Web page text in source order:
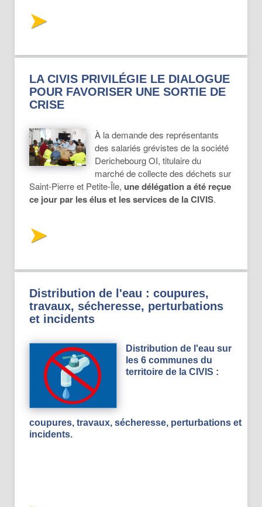
LA CIVIS PRIVILÉGIE LE DIALOGUE
POUR FAVORISER UNE SORTIE DE
CRISE
À la demande des représentants
des salariés grévistes de la société
Derichebourg OI, titulaire du
marché de collecte des déchets sur
Saint-Pierre et Petite-Île, une délégation a été reçue
ce jour par les élus et les services de la CIVIS.
Distribution de l'eau : coupures,
travaux, sécheresse, perturbations
et incidents
Distribution de l'eau sur
les 6 communes du
territoire de la CIVIS :
coupures, travaux, sécheresse, perturbations et
incidents.